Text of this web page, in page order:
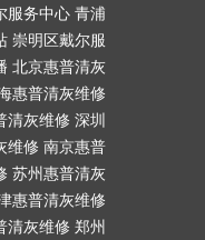
服务中心 青浦
崇明区戴尔服
北京惠普清灰
惠普清灰维修
清灰维修 深圳
维修 南京惠普
苏州惠普清灰
惠普清灰维修
清灰维修 郑州